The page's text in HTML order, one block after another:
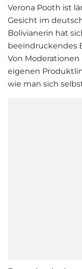
Verona Pooth ist
Gesicht im
Bolivianerin hat
beeindruckendes
Von
eigenen
wie man sich